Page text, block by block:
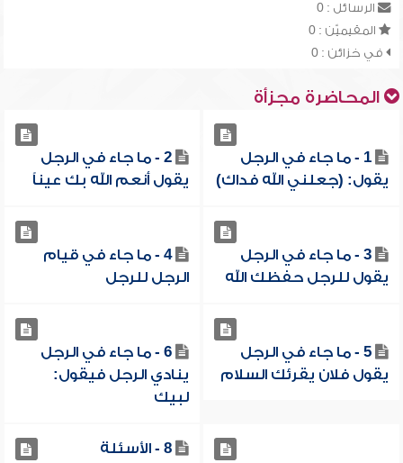
الرسائل : 0
المقيميّن : 0
في خزائن : 0
المحاضرة مجزأة
1 - ما جاء في الرجل
يقول: (جعلني الله فداك)
2 - ما جاء في الرجل
يقول أنعم الله بك عيناً
3 - ما جاء في الرجل
يقول للرجل حفظك الله
4 - ما جاء في قيام
الرجل للرجل
5 - ما جاء في الرجل
يقول فلان يقرئك السلام
6 - ما جاء في الرجل
ينادي الرجل فيقول:
لبيك
8 - الأسئلة